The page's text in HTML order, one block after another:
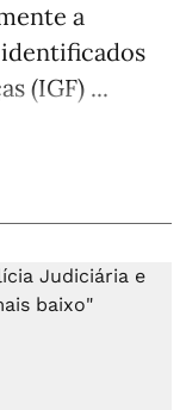
a
(IGF) ...